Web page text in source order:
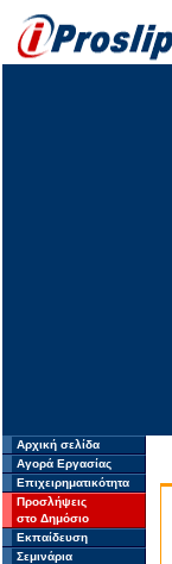
Αρχική σελίδα
Αγορά Εργασίας
Επιχειρηματικότητα
Προσλήψεις
στο Δημόσιο
Εκπαίδευση
Σεμινάρια